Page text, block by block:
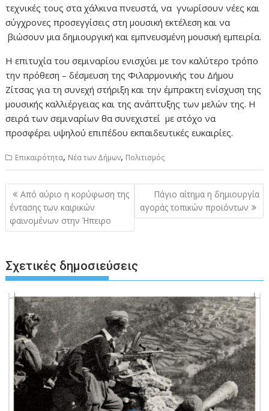
τεχνικές τους στα χάλκινα πνευστά, να γνωρίσουν νέες και
σύγχρονες προσεγγίσεις στη μουσική εκτέλεση και να
βιώσουν μια δημιουργική και εμπνευσμένη μουσική εμπειρία.
Η επιτυχία του σεμιναρίου ενισχύει με τον καλύτερο τρόπο
την πρόθεση – δέσμευση της Φιλαρμονικής του Δήμου
Ζίτσας για τη συνεχή στήριξη και την έμπρακτη ενίσχυση της
μουσικής καλλιέργειας και της ανάπτυξης των μελών της. Η
σειρά των σεμιναρίων θα συνεχιστεί με στόχο να
προσφέρει υψηλού επιπέδου εκπαιδευτικές ευκαιρίες.
Επικαιρότητα, Νέα των Δήμων, Πολιτισμός
Πλοήγηση
άρθρων
Από αύριο η κορύφωση της
έντασης των καιρικών
φαινομένων στην Ήπειρο
Πάγιο αίτημα η δημιουργία
αγοράς τοπικών προϊόντων
Σχετικές δημοσιεύσεις